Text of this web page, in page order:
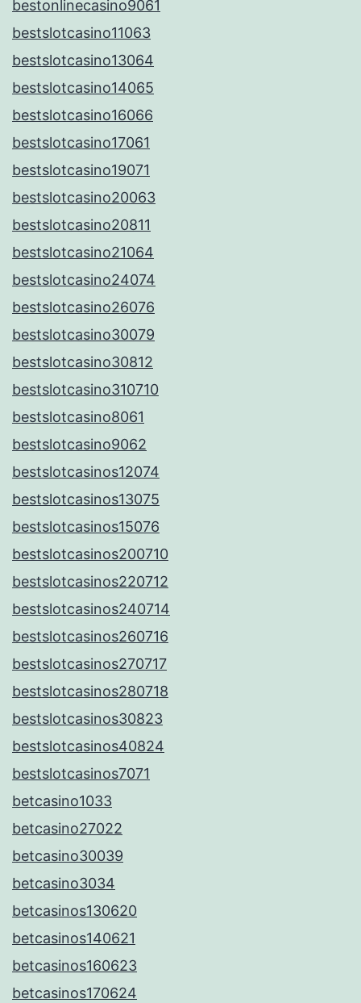
bestonlinecasino9061
bestslotcasino11063
bestslotcasino13064
bestslotcasino14065
bestslotcasino16066
bestslotcasino17061
bestslotcasino19071
bestslotcasino20063
bestslotcasino20811
bestslotcasino21064
bestslotcasino24074
bestslotcasino26076
bestslotcasino30079
bestslotcasino30812
bestslotcasino310710
bestslotcasino8061
bestslotcasino9062
bestslotcasinos12074
bestslotcasinos13075
bestslotcasinos15076
bestslotcasinos200710
bestslotcasinos220712
bestslotcasinos240714
bestslotcasinos260716
bestslotcasinos270717
bestslotcasinos280718
bestslotcasinos30823
bestslotcasinos40824
bestslotcasinos7071
betcasino1033
betcasino27022
betcasino30039
betcasino3034
betcasinos130620
betcasinos140621
betcasinos160623
betcasinos170624